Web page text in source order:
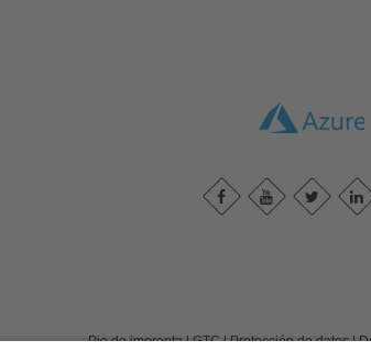
Pie de imprenta|GTC|Protección de datos|